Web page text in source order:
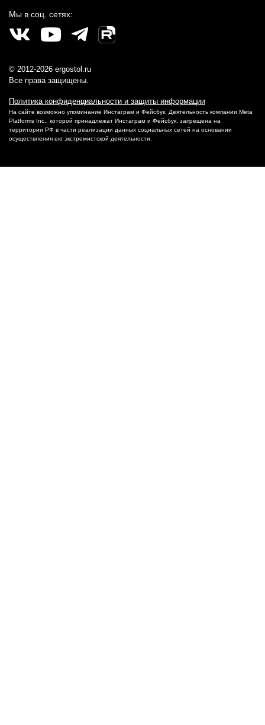
Мы в соц. сетях:
© 2012-2026 ergostol.ru
Все права защищены.
Политика конфиденциальности и защиты информации
На сайте возможно упоминание Инстаграм и Фейсбук. Деятельность компании Meta
Platforms Inc., которой принадлежат Инстаграм и Фейсбук, запрещена на
территории РФ в части реализации данных социальных сетей на основании
осуществления ею экстремистской деятельности.